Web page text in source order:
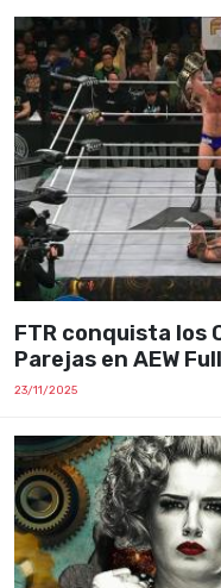
FTR conquista los
Parejas en AEW
23/11/2025